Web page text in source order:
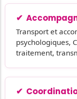
Transport et
psychologiques,
traitement,